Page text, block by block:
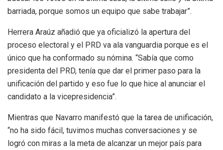
barriada, porque somos un equipo que sabe trabajar”.
Herrera Araúz añadió que ya oficializó la apertura del
proceso electoral y el PRD va ala vanguardia porque es el
único que ha conformado su nómina. “Sabía que como
presidenta del PRD, tenía que dar el primer paso para la
unificación del partido y eso fue lo que hice al anunciar el
candidato a la vicepresidencia”.
Mientras que Navarro manifestó que la tarea de unificación,
“no ha sido fácil, tuvimos muchas conversaciones y se
logró con miras a la meta de alcanzar un mejor país para